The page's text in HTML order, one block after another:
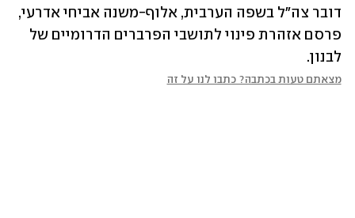
לבנון.
מצאתם טעות בכתבה? כתבו לנו על זה